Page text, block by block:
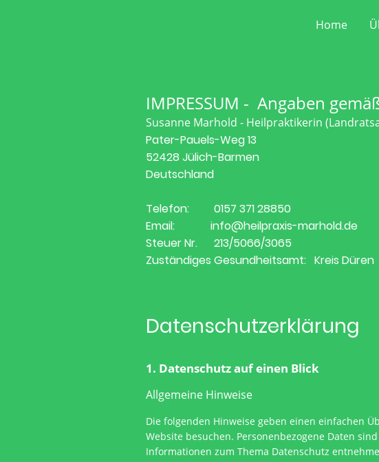
Home
IMPRESSUM - Angaben
Susanne Marhold - Heilpraktikerin
Pater-Pauels-Weg 13
52428 Jülich-Barmen
Deutschland
Telefon: 0157 371 28850
Email: info@heilpraxis-marhold.de
Steuer Nr. 213/5066/3065
Zuständiges Gesundheitsamt: Kreis Düren
Datenschutzerklärung
1. Datenschutz auf einen Blick
Allgemeine Hinweise
Die folgenden Hinweise geben einen einfachen
Website besuchen. Personenbezogene Daten
Informationen zum Thema Datenschutz